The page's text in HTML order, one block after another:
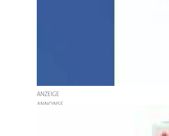
ANZEIGE